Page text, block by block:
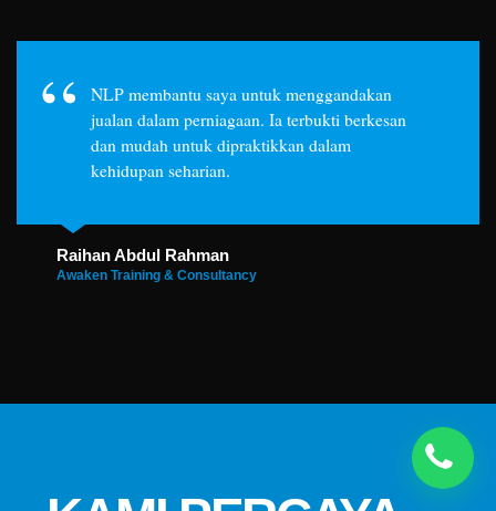
NLP membantu saya untuk menggandakan
jualan dalam perniagaan. Ia terbukti berkesan
dan mudah untuk dipraktikkan dalam
kehidupan seharian.
Raihan Abdul Rahman
Awaken Training & Consultancy